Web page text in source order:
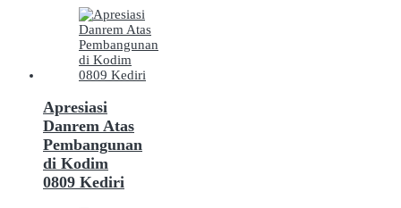
Apresiasi
Danrem Atas
Pembangunan
di Kodim
0809 Kediri